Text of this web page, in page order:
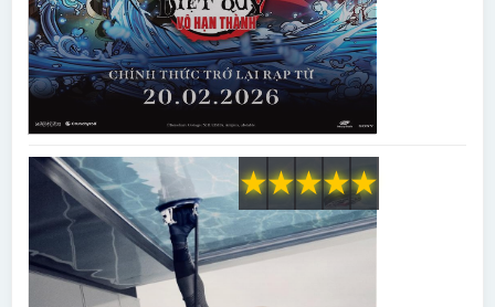
★
★
★
★
★